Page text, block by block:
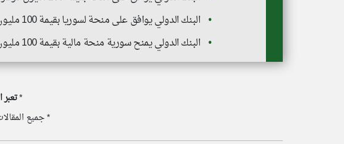
البنك الدولي يوافق على منحة لسوريا بقيمة 100 مليون دولار
البنك الدولي يمنح سورية منحة مالية بقيمة 100 مليون دولار لدعم إصلاحات القطاع المالي
*
* جميع